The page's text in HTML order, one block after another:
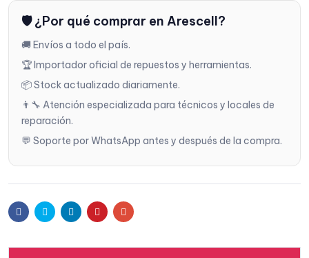
🛡️ ¿Por qué comprar en Arescell?
🚚 Envíos a todo el país.
🏆 Importador oficial de repuestos y herramientas.
📦 Stock actualizado diariamente.
👨‍🔧 Atención especializada para técnicos y locales de
reparación.
💬 Soporte por WhatsApp antes y después de la compra.
FacebookTwitter LinkedinPinterestEmail